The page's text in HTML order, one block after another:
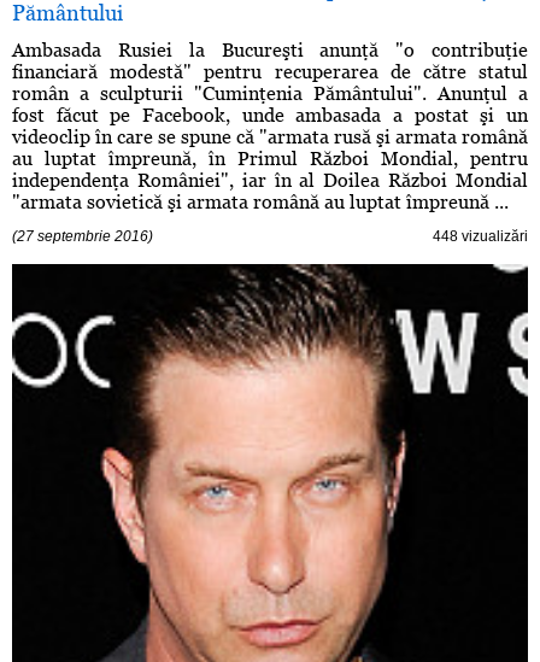
Pământului
Ambasada Rusiei la Bucureşti anunţă "o contribuţie
financiară modestă" pentru recuperarea de către statul
român a sculpturii "Cuminţenia Pământului". Anunţul a
fost făcut pe Facebook, unde ambasada a postat şi un
videoclip în care se spune că "armata rusă şi armata română
au luptat împreună, în Primul Război Mondial, pentru
independenţa României", iar în al Doilea Război Mondial
"armata sovietică şi armata română au luptat împreună ...
(27 septembrie 2016) 448 vizualizări